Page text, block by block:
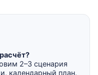
2–3 сценария
календарный план,